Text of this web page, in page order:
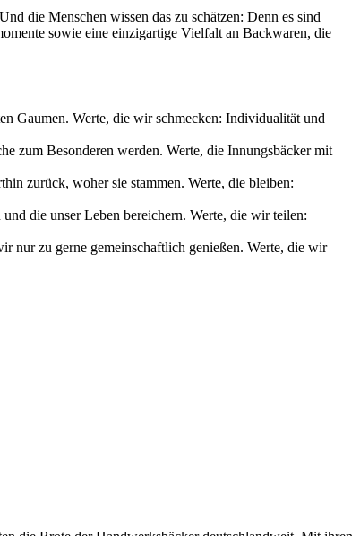
die Menschen wissen das zu schätzen: Denn es sind
sowie eine einzigartige Vielfalt an Backwaren, die
Gaumen. Werte, die wir schmecken: Individualität und
zum Besonderen werden. Werte, die Innungsbäcker mit
zurück, woher sie stammen. Werte, die bleiben:
die unser Leben bereichern. Werte, die wir teilen:
nur zu gerne gemeinschaftlich genießen. Werte, die wir